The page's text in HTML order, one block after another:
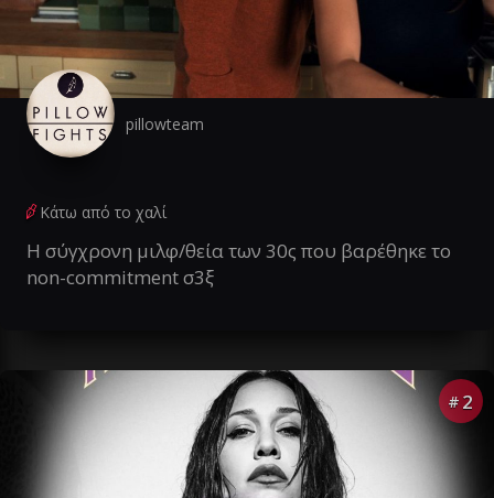
pillowteam
Κάτω από το χαλί
Η σύγχρονη μιλφ/θεία των 30ς που βαρέθηκε το
non-commitment σ3ξ
# 2